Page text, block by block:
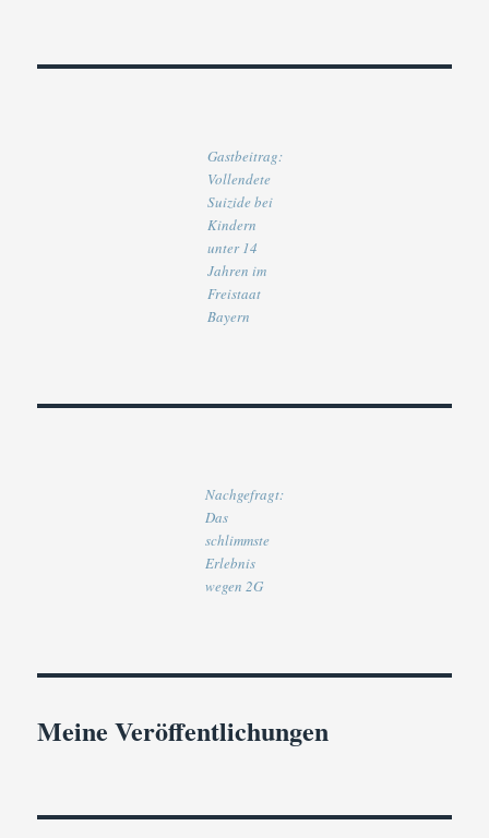
Gastbeitrag:
Vollendete
Suizide bei
Kindern
unter 14
Jahren im
Freistaat
Bayern
Nachgefragt:
Das
schlimmste
Erlebnis
wegen 2G
Meine Veröffentlichungen